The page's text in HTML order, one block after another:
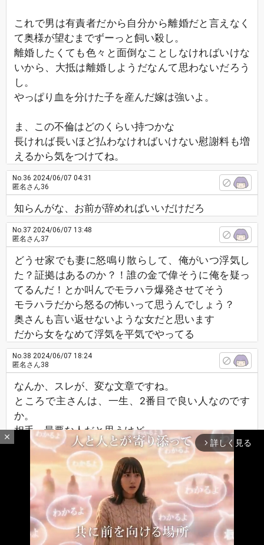
最新レスへ 上へ
これで男は有責者だから自分から離婚だと言えなく
て奥様が望むまでずーっと飼い殺し。
離婚したくても色々と面倒なことしなければいけな
いから、大抵は離婚しようだなんて思わないだろう
し。
やっぱり血を分けた子を産んだ嫁は強いよ。
ま、この不倫はどのくらい持つかな
長ければ長いほど払わなければいけない慰謝料も増
えるから気をつけてね。
No.36 2024/06/07 04:31
匿名さん36
知らんがな、お前が辞めればいいだけだろ
No.37 2024/06/07 13:48
匿名さん37
どうせ家でも妻に怒鳴り散らして、俺がいつ浮気し
た？証拠はあるのか？！誰の金で偉そうに俺を疑っ
てるんだ！とか叫んでモラハラ爆発させてそう
モラハラだから怒るの怖いって思うんでしょう？
奥さんも言い返せないような女だと思います
だから女をなめて浮気を平気でやってる
No.38 2024/06/07 18:24
匿名さん38
なんか、スレが、変な文章ですね。
ところで主さんは、一生、2番目で良い人なのです
か。
相手、最悪な人だと思うけど。
よくそんな奴、好きでいられますよね。
他に、相手してくれる独身男性いないんですか？
まだ30代なら、そんな男、自分からポイした方が良
いよ。
まあ、>>彼は不機嫌で、強気です…とあるので、パ
ワハラ上司とあまり仕事が出来ない30代部下という
関係ですかね。
close
arrow_forward_ios 詳しく見る